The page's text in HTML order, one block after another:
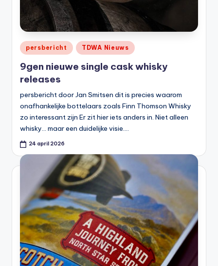
Geplaatst
in
persbericht TDWA Nieuws
9gen nieuwe single cask whisky
releases
persbericht door Jan Smitsen dit is precies waarom
onafhankelijke bottelaars zoals Finn Thomson Whisky
zo interessant zijn Er zit hier iets anders in. Niet alleen
whisky… maar een duidelijke visie.…
24 april 2026